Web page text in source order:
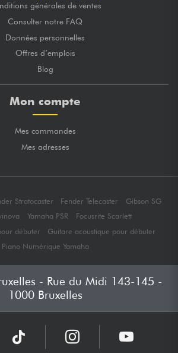
générales de ventes
Consulter notre FAQ
Données personnelles
Offres d’emplois
Blog
Mon compte
Mes commandes
Mes adresses
Stratocaster Fender Telecaster
Gibson SG
Yamaha PSR
Focusrite Scarlett
débuter
Guitare acoustique pour débuter
Piano Numérique Yamaha
- Rue du Midi 143-145 -
1000 Bruxelles